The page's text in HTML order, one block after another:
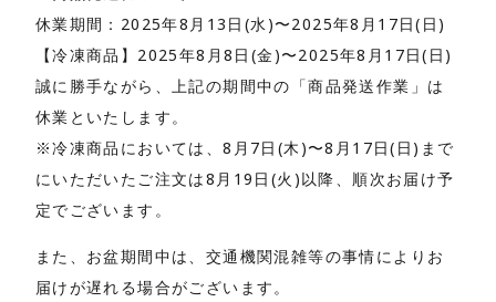
休業期間：2025年8月13日(水)〜2025年8月17日(日)
【冷凍商品】2025年8月8日(金)〜2025年8月17日(日)
誠に勝手ながら、上記の期間中の「商品発送作業」は
休業といたします。
※冷凍商品においては、8月7日(木)〜8月17日(日)まで
にいただいたご注文は8月19日(火)以降、順次お届け予
定でございます。
また、お盆期間中は、交通機関混雑等の事情によりお
届けが遅れる場合がございます。